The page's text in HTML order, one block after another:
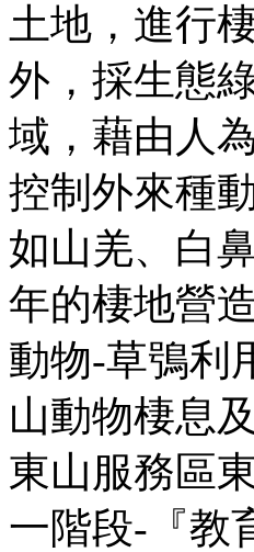
土地，進行
外，採生態
域，藉由人
控制外來種
如山羌、白
年的棲地營
動物-草鴞利
山動物棲息
東山服務區
一階段-『教